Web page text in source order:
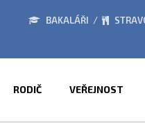
2026BAKALÁŘI
RODIČ VEŘEJNOST